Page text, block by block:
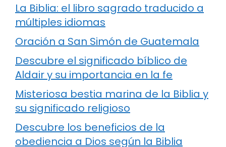
La Biblia: el libro sagrado traducido a
múltiples idiomas
Oración a San Simón de Guatemala
Descubre el significado bíblico de
Aldair y su importancia en la fe
Misteriosa bestia marina de la Biblia y
su significado religioso
Descubre los beneficios de la
obediencia a Dios según la Biblia